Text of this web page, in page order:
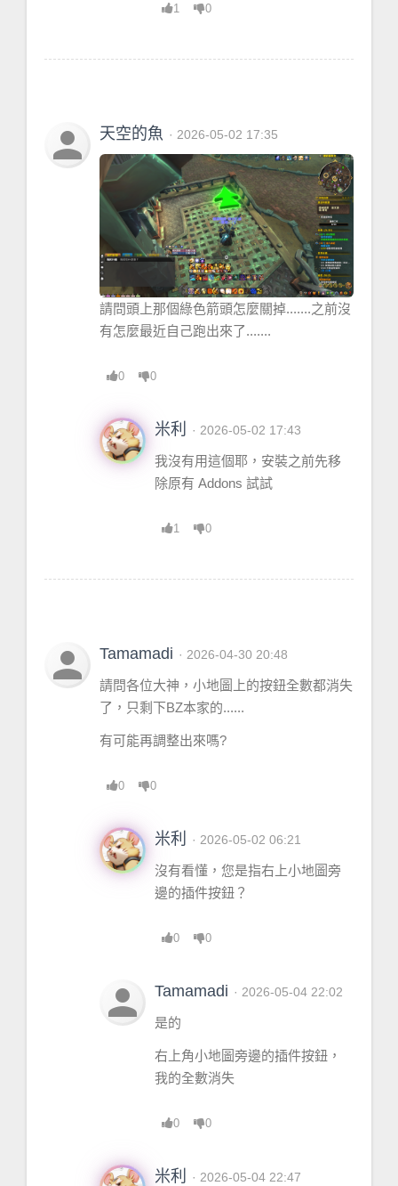
1 0
person 天空的魚 · 2026-05-02 17:35
請問頭上那個綠色箭頭怎麼關掉.......之前沒
有怎麼最近自己跑出來了.......
0 0
米利 · 2026-05-02 17:43
我沒有用這個耶，安裝之前先移
除原有 Addons 試試
1 0
person Tamamadi · 2026-04-30 20:48
請問各位大神，小地圖上的按鈕全數都消失
了，只剩下BZ本家的......
有可能再調整出來嗎?
0 0
米利 · 2026-05-02 06:21
沒有看懂，您是指右上小地圖旁
邊的插件按鈕？
0 0
person Tamamadi · 2026-05-04 22:02
是的
右上角小地圖旁邊的插件按鈕，
我的全數消失
0 0
米利 · 2026-05-04 22:47